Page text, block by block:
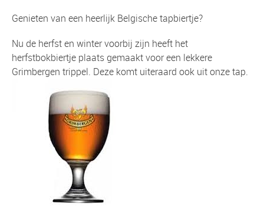
Genieten van een heerlijk Belgische tapbiertje?
Nu de herfst en winter voorbij zijn heeft het
herfstbokbiertje plaats gemaakt voor een lekkere
Grimbergen trippel. Deze komt uiteraard ook uit onze tap.